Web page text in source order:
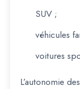
SUV ;
véhicules
voitures
L’autonomie